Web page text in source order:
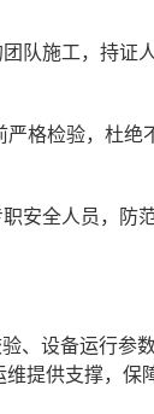
队施工，持证
格检验，杜绝
安全人员，防
、设备运行参
提供支撑，保